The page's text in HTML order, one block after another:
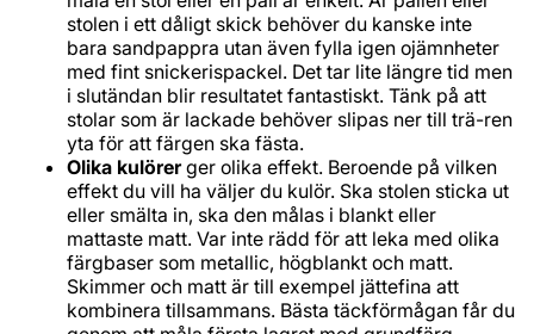
stolen i ett dåligt skick behöver du kanske inte
bara sandpappra utan även fylla igen ojämnheter
med fint snickerispackel. Det tar lite längre tid men
i slutändan blir resultatet fantastiskt. Tänk på att
stolar som är lackade behöver slipas ner till trä-ren
yta för att färgen ska fästa.
Olika kulörerger olika effekt. Beroende på vilken
effekt du vill ha väljer du kulör. Ska stolen sticka ut
eller smälta in, ska den målas i blankt eller
mattaste matt. Var inte rädd för att leka med olika
färgbaser som metallic, högblankt och matt.
Skimmer och matt är till exempel jättefina att
kombinera tillsammans. Bästa täckförmågan får du